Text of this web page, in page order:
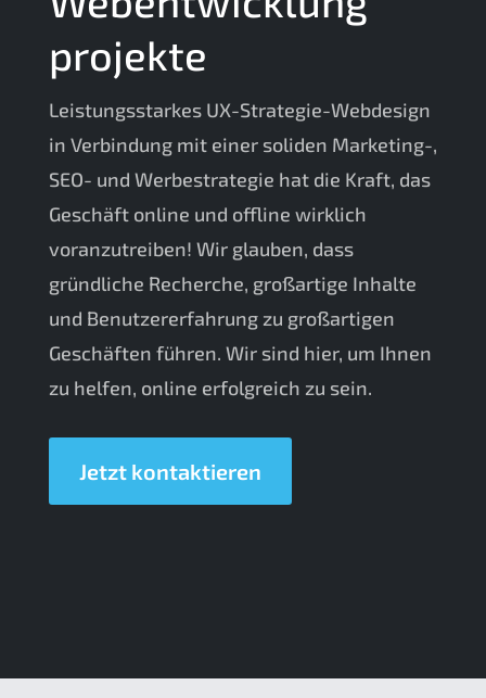
projekte
Leistungsstarkes UX-Strategie-Webdesign
in Verbindung mit einer soliden Marketing-,
SEO- und Werbestrategie hat die Kraft, das
Geschäft online und offline wirklich
voranzutreiben! Wir glauben, dass
gründliche Recherche, großartige Inhalte
und Benutzererfahrung zu großartigen
Geschäften führen. Wir sind hier, um Ihnen
zu helfen, online erfolgreich zu sein.
Jetzt kontaktieren